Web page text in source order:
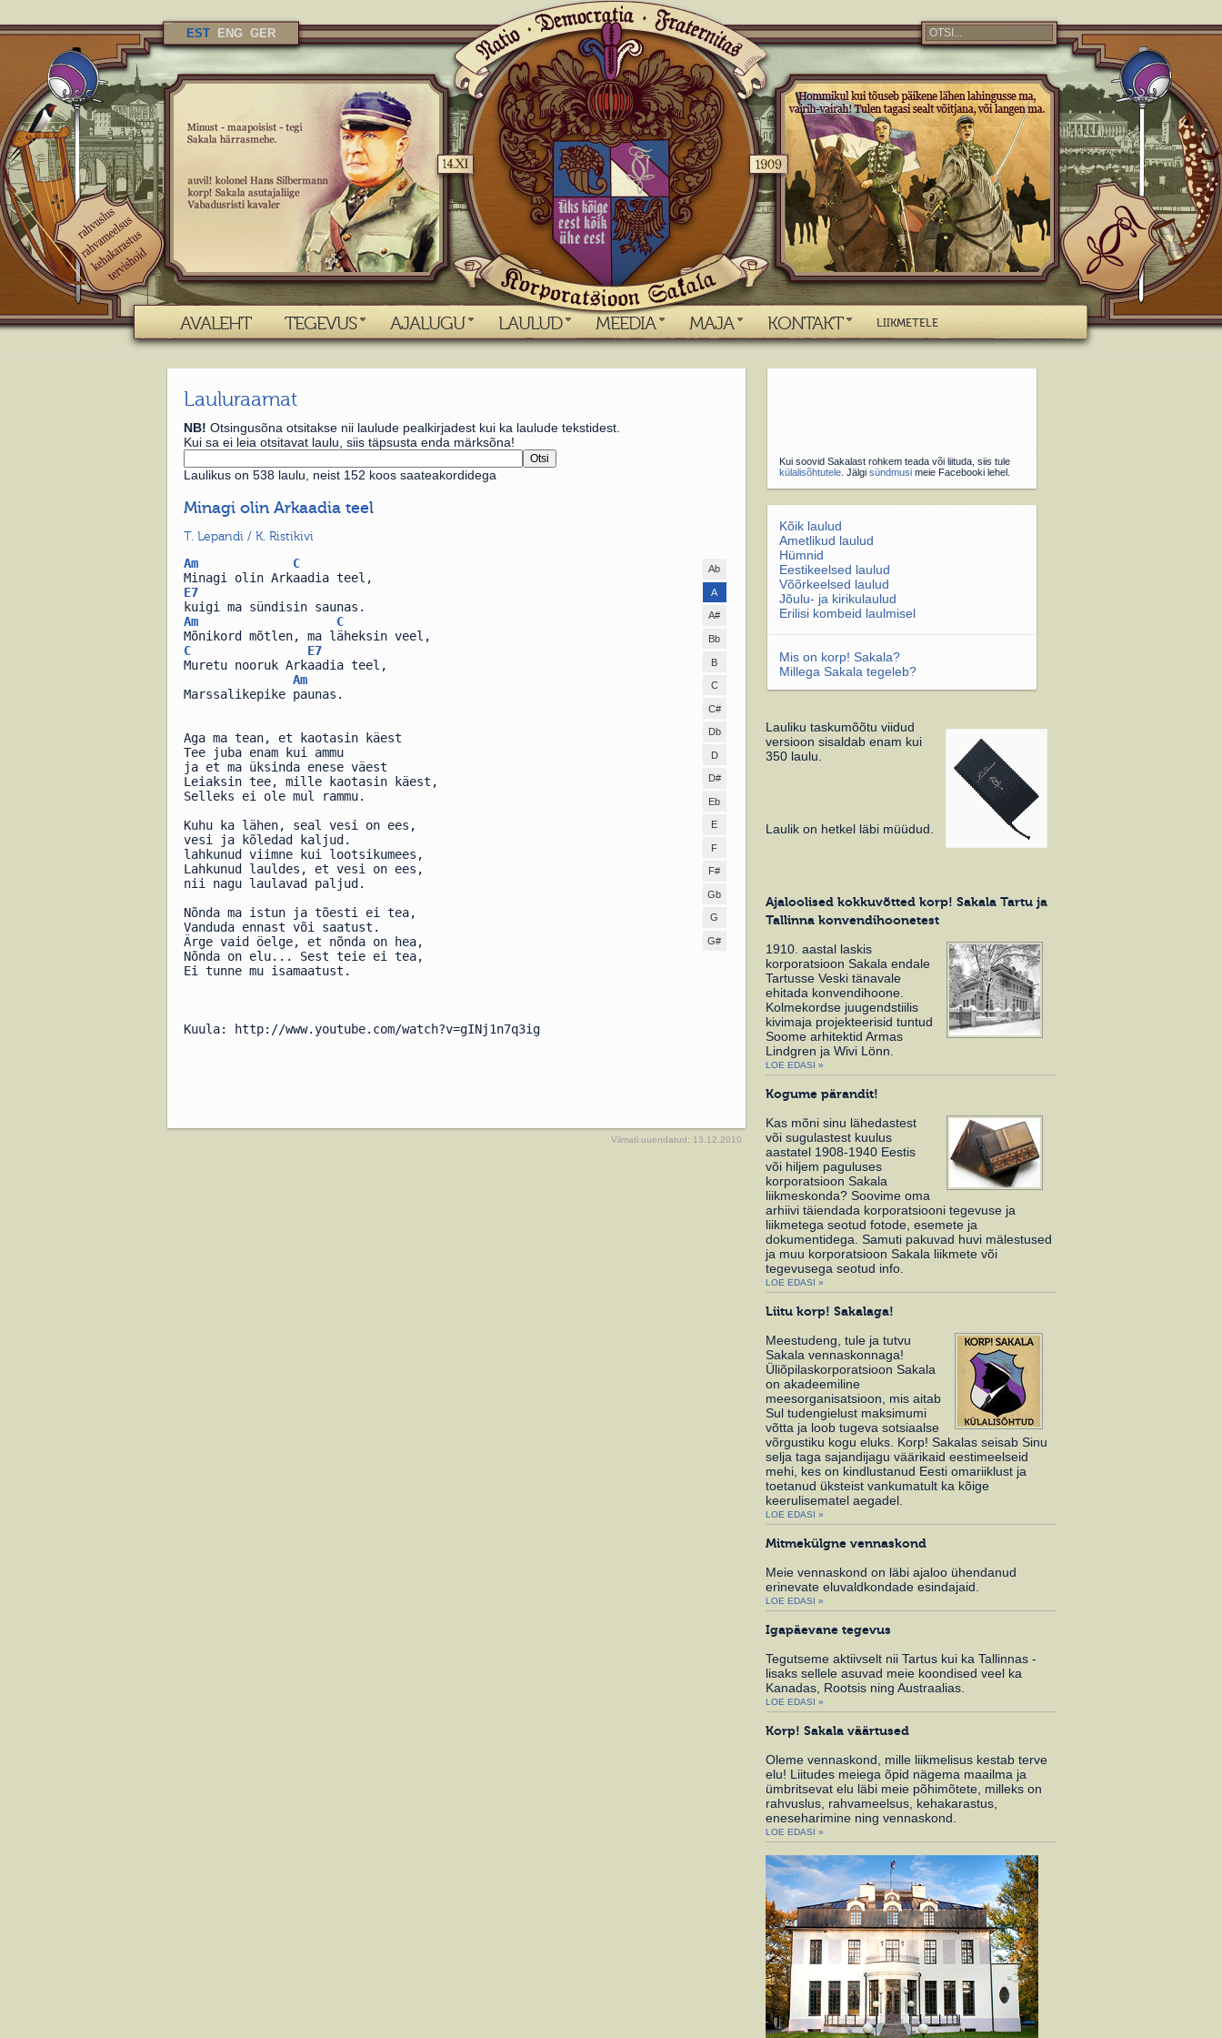
EST ENG GER
AVALEHT TEGEVUS AJALUGU LAULUD MEEDIA MAJA KONTAKT LIIKMETELE
Lauluraamat
NB! Otsingusõna otsitakse nii laulude pealkirjadest kui ka laulude tekstidest.
Kui sa ei leia otsitavat laulu, siis täpsusta enda märksõna!
Laulikus on 538 laulu, neist 152 koos saateakordidega
Minagi olin Arkaadia teel
T. Lepandi / K. Ristikivi
Ab
A
A#
Bb
B
C
C#
Db
D
D#
Eb
E
F
F#
Gb
G
G#
Am
C
Minagi olin Arkaadia teel,
E7
kuigi ma sündisin saunas.
Am
C
Mõnikord mõtlen, ma läheksin veel,
C
E7
Muretu nooruk Arkaadia teel,
Am
Marssalikepike paunas.
Aga ma tean, et kaotasin käest
Tee juba enam kui ammu
ja et ma üksinda enese väest
Leiaksin tee, mille kaotasin käest,
Selleks ei ole mul rammu.
Kuhu ka lähen, seal vesi on ees,
vesi ja kõledad kaljud.
lahkunud viimne kui lootsikumees,
Lahkunud lauldes, et vesi on ees,
nii nagu laulavad paljud.
Nõnda ma istun ja tõesti ei tea,
Vanduda ennast või saatust.
Ärge vaid öelge, et nõnda on hea,
Nõnda on elu... Sest teie ei tea,
Ei tunne mu isamaatust.
Kuula: http://www.youtube.com/watch?v=gINj1n7q3ig
Viimati uuendatud: 13.12.2010
Kui soovid Sakalast rohkem teada või liituda, siis tule
külalisõhtutele . Jälgi sündmusi meie Facebooki lehel.
Kõik laulud
Ametlikud laulud
Hümnid
Eestikeelsed laulud
Võõrkeelsed laulud
Jõulu- ja kirikulaulud
Erilisi kombeid laulmisel
Mis on korp! Sakala?
Millega Sakala tegeleb?
Lauliku taskumõõtu viidud
versioon sisaldab enam kui
350 laulu.
Laulik on hetkel läbi müüdud.
Ajaloolised kokkuvõtted korp! Sakala Tartu ja
Tallinna konvendihoonetest
1910. aastal laskis
korporatsioon Sakala endale
Tartusse Veski tänavale
ehitada konvendihoone.
Kolmekordse juugendstiilis
kivimaja projekteerisid tuntud
Soome arhitektid Armas
Lindgren ja Wivi Lönn.
LOE EDASI »
Kogume pärandit!
Kas mõni sinu lähedastest
või sugulastest kuulus
aastatel 1908-1940 Eestis
või hiljem paguluses
korporatsioon Sakala
liikmeskonda? Soovime oma
arhiivi täiendada korporatsiooni tegevuse ja
liikmetega seotud fotode, esemete ja
dokumentidega. Samuti pakuvad huvi mälestused
ja muu korporatsioon Sakala liikmete või
tegevusega seotud info.
LOE EDASI »
Liitu korp! Sakalaga!
Meestudeng, tule ja tutvu
Sakala vennaskonnaga!
Üliõpilaskorporatsioon Sakala
on akadeemiline
meesorganisatsioon, mis aitab
Sul tudengielust maksimumi
võtta ja loob tugeva sotsiaalse
võrgustiku kogu eluks. Korp! Sakalas seisab Sinu
selja taga sajandijagu väärikaid eestimeelseid
mehi, kes on kindlustanud Eesti omariiklust ja
toetanud üksteist vankumatult ka kõige
keerulisematel aegadel.
LOE EDASI »
Mitmekülgne vennaskond
Meie vennaskond on läbi ajaloo ühendanud
erinevate eluvaldkondade esindajaid.
LOE EDASI »
Igapäevane tegevus
Tegutseme aktiivselt nii Tartus kui ka Tallinnas -
lisaks sellele asuvad meie koondised veel ka
Kanadas, Rootsis ning Austraalias.
LOE EDASI »
Korp! Sakala väärtused
Oleme vennaskond, mille liikmelisus kestab terve
elu! Liitudes meiega õpid nägema maailma ja
ümbritsevat elu läbi meie põhimõtete, milleks on
rahvuslus, rahvameelsus, kehakarastus,
eneseharimine ning vennaskond.
LOE EDASI »